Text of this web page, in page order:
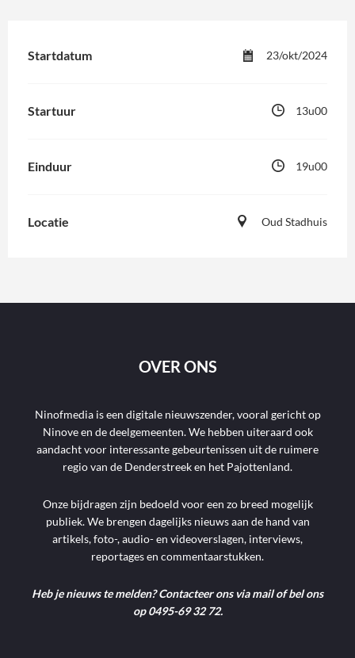
Startdatum 23/okt/2024
Startuur 13u00
Einduur 19u00
Locatie Oud Stadhuis
OVER ONS
Ninofmedia is een digitale nieuwszender, vooral gericht op
Ninove en de deelgemeenten. We hebben uiteraard ook
aandacht voor interessante gebeurtenissen uit de ruimere
regio van de Denderstreek en het Pajottenland.
Onze bijdragen zijn bedoeld voor een zo breed mogelijk
publiek. We brengen dagelijks nieuws aan de hand van
artikels, foto-, audio- en videoverslagen, interviews,
reportages en commentaarstukken.
Heb je nieuws te melden? Contacteer ons via mail of bel ons
op 0495-69 32 72.